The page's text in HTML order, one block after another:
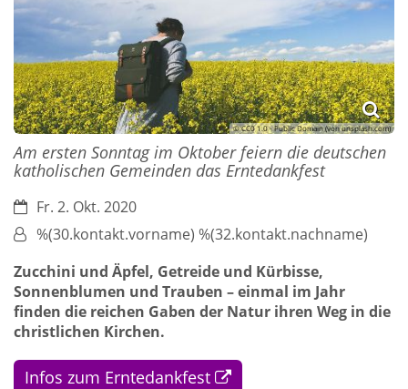
© CC0 1.0 - Public Domain (von unsplash.com)
Am ersten Sonntag im Oktober feiern die deutschen
katholischen Gemeinden das Erntedankfest
Datum:Fr. 2. Okt. 2020
Von:%(30.kontakt.vorname) %(32.kontakt.nachname)
Zucchini und Äpfel, Getreide und Kürbisse,
Sonnenblumen und Trauben – einmal im Jahr
finden die reichen Gaben der Natur ihren Weg in die
christlichen Kirchen.
Infos zum Erntedankfest